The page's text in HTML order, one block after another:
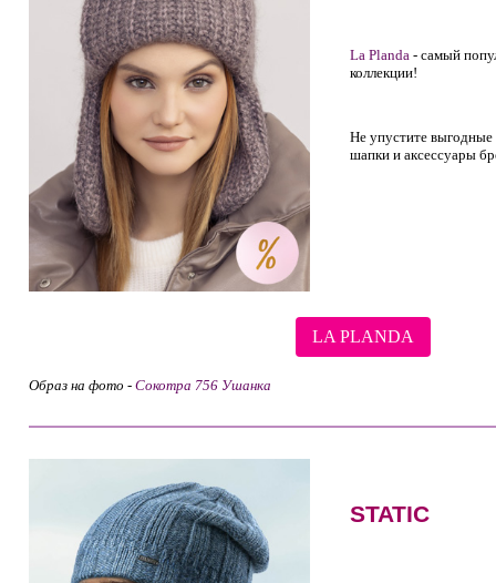
La Planda - самый
коллекции!
Не упустите
шапки и аксессуары
LA PLANDA
Образ на фото - Сокотра 756 Ушанка
STATIC